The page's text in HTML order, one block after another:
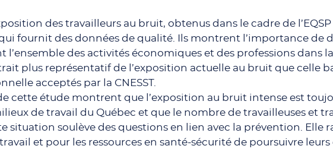
des travailleurs au bruit, obtenus dans le cadre de
fournit des données de qualité. Ils montrent l’importance de
l’ensemble des activités économiques et des professions dans
plus représentatif de l’exposition actuelle au bruit que celle
acceptés par la CNESST.
cette étude montrent que l’exposition au bruit intense est
de travail du Québec et que le nombre de travailleuses et
situation soulève des questions en lien avec la prévention. Elle
et pour les ressources en santé-sécurité de poursuivre